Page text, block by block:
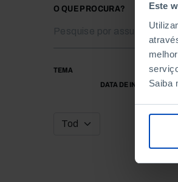
Este
Saiba
O QUE PROCURA?
TEMA
DATA DE INÍCIO